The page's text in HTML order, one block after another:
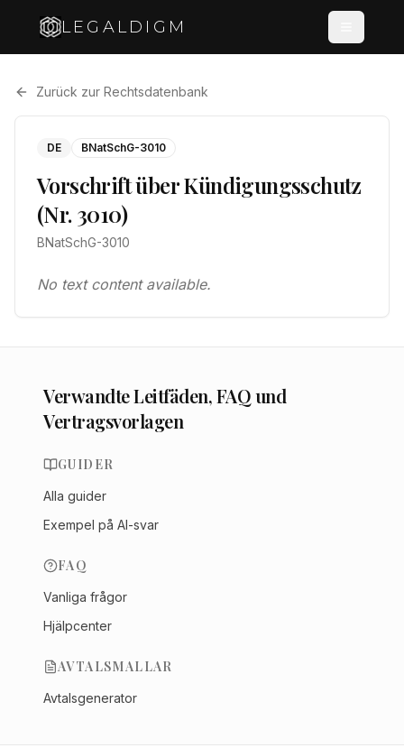
LEGALDIGM
Zurück zur Rechtsdatenbank
DE BNatSchG-3010
Vorschrift über Kündigungsschutz
(Nr. 3010)
BNatSchG-3010
No text content available.
Verwandte Leitfäden, FAQ und
Vertragsvorlagen
GUIDER
Alla guider
Exempel på AI-svar
FAQ
Vanliga frågor
Hjälpcenter
AVTALSMALLAR
Avtalsgenerator